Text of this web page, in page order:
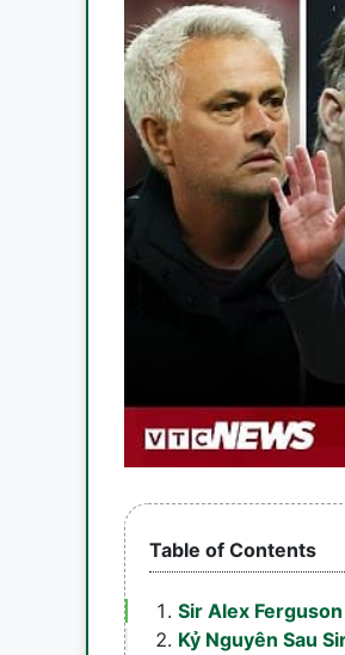
Table of Contents
Sir Alex
Kỷ Nguyên Sau